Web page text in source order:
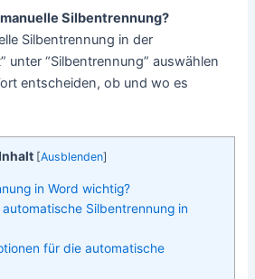
Silbentrennung?
Silbentrennung in der
unter “Silbentrennung” auswählen
entscheiden, ob und wo es
Inhalt [Ausblenden]
in Word wichtig?
Silbentrennung in
für die automatische